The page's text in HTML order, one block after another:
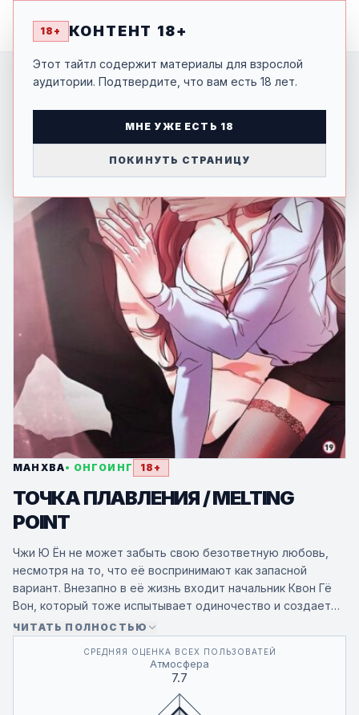
MANGA -SHI
18+ КОНТЕНТ 18+
Этот тайтл содержит материалы для взрослой
аудитории. Подтвердите, что вам есть 18 лет.
МНЕ УЖЕ ЕСТЬ 18
ПОКИНУТЬ СТРАНИЦУ
МАНХВА• ОНГОИНГ 18+
ТОЧКА ПЛАВЛЕНИЯ / MELTING
POINT
Чжи Ю Ён не может забыть свою безответную любовь,
несмотря на то, что её воспринимают как запасной
вариант. Внезапно в её жизнь входит начальник Квон Гё
Вон, который тоже испытывает одиночество и создает
ей множество неудобств. Постоянно пристально глядя на
Ю Ён, он решает пожертвовать собой, чтобы помочь ей
наконец отпустить чувства к первой любви.
ЧИТАТЬ ПОЛНОСТЬЮ
СРЕДНЯЯ ОЦЕНКА ВСЕХ ПОЛЬЗОВАТЕЙ
7.7
Атмосфера